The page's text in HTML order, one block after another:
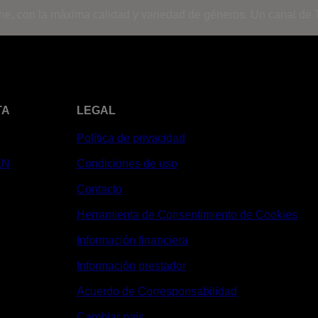
LEGAL
Política de privacidad
Condiciones de uso
Contacto
Herramienta de Consentimiento de Cookies
Información financiera
Información prestador
Acuerdo de Corresponsabilidad